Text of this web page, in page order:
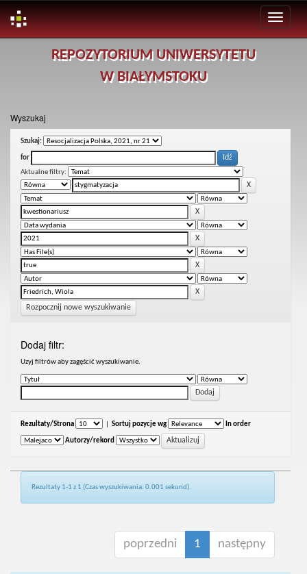
REPOZYTORIUM UNIWERSYTETU
W BIAŁYMSTOKU
Wyszukaj
Szukaj:
for
Aktualne filtry:
Rozpocznij nowe wyszukiwanie
Dodaj filtr:
Uzyj filtrów aby zagęścić wyszukiwanie.
Rezultaty/Strona Sortuj pozycje wg In order
Autorzy/rekord
Rezultaty 1-1 z 1 (Czas wyszukiwania: 0.001 sekund).
poprzedni 1 następny